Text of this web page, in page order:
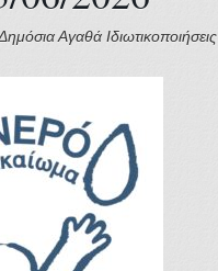
Αγαθά Ιδιωτικοποιήσεις